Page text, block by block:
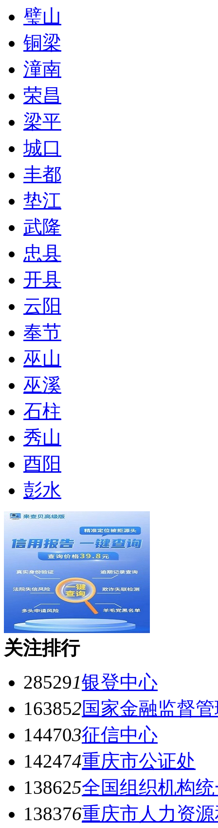
璧山
铜梁
潼南
荣昌
梁平
城口
丰都
垫江
武隆
忠县
开县
云阳
奉节
巫山
巫溪
石柱
秀山
酉阳
彭水
关注排行
285291银登中心
163852国家金融监督
144703征信中心
142474重庆市公证处
138625全国组织机构
138376重庆市人力资